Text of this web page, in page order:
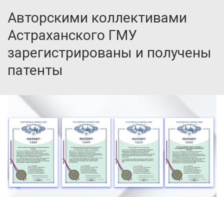
Авторскими коллективами
Астраханского ГМУ
зарегистрированы и получены
патенты